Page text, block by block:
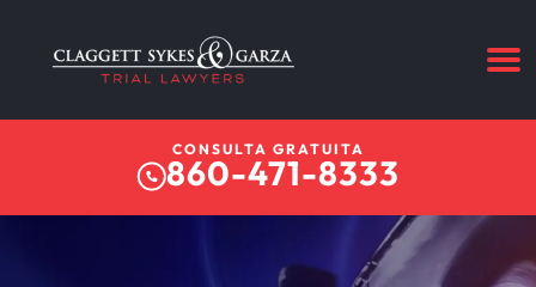
CONSULTA GRATUITA
860-471-8333